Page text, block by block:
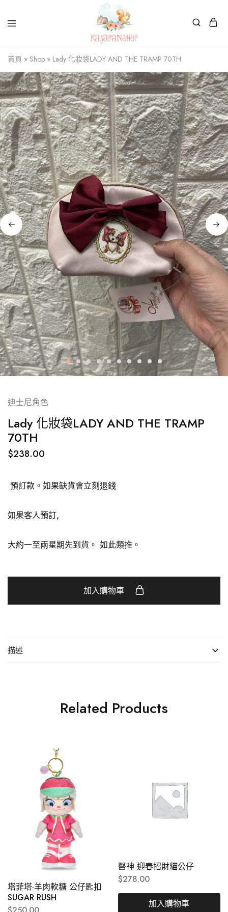
Kajapanshop
日
韓
百
貨
店
首頁 » Shop » Lady 化妝袋LADY AND THE TRAMP 70TH
迪士尼角色
Lady 化妝袋LADY AND THE TRAMP
70TH
$238.00
預訂款。如果缺貨會立刻退錢
如果客人預訂,
大約一至兩星期先到貨。 如此類推。
加入購物車
描述
Related Products
塔菲塔·羊肉軟糖 公仔匙扣
SUGAR RUSH
醫神 迎春招財貓公仔
$278.00
加入購物車